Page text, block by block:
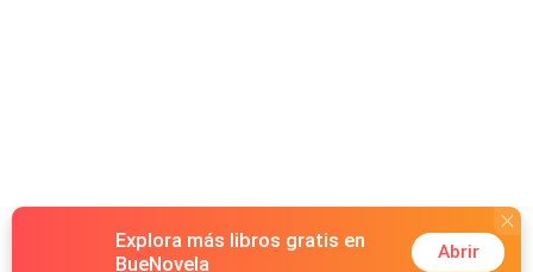
Explora más libros gratis en
BueNovela
Abrir